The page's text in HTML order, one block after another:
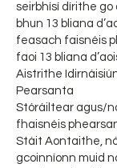
seirbhísí dírithe
bhun 13 bliana
feasach faisnéis
faoi 13 bliana
Aistrithe
Pearsanta
Stóráiltear agus/
fhaisnéis
Stáit Aontaithe,
gcoinníonn muid